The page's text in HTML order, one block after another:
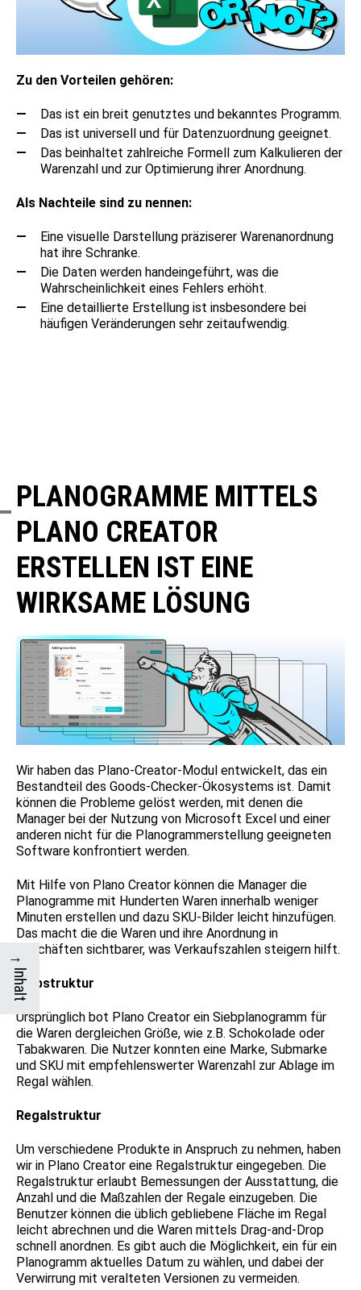
Zu den Vorteilen gehören:
Das ist ein breit genutztes und bekanntes Programm.
Das ist universell und für Datenzuordnung geeignet.
Das beinhaltet zahlreiche Formell zum Kalkulieren der
Warenzahl und zur Optimierung ihrer Anordnung.
Als Nachteile sind zu nennen:
Eine visuelle Darstellung präziserer Warenanordnung
hat ihre Schranke.
Die Daten werden handeingeführt, was die
Wahrscheinlichkeit eines Fehlers erhöht.
Eine detaillierte Erstellung ist insbesondere bei
häufigen Veränderungen sehr zeitaufwendig.
PLANOGRAMME MITTELS
PLANO CREATOR
ERSTELLEN IST EINE
WIRKSAME LÖSUNG
Wir haben das Plano-Creator-Modul entwickelt, das ein
Bestandteil des Goods-Checker-Ökosystems ist. Damit
können die Probleme gelöst werden, mit denen die
Manager bei der Nutzung von Microsoft Excel und einer
anderen nicht für die Planogrammerstellung geeigneten
Software konfrontiert werden.
Mit Hilfe von Plano Creator können die Manager die
Planogramme mit Hunderten Waren innerhalb weniger
Minuten erstellen und dazu SKU-Bilder leicht hinzufügen.
Das macht die die Waren und ihre Anordnung in
Geschäften sichtbarer, was Verkaufszahlen steigern hilft.
Siebstruktur
Ursprünglich bot Plano Creator ein Siebplanogramm für
die Waren dergleichen Größe, wie z.B. Schokolade oder
Tabakwaren. Die Nutzer konnten eine Marke, Submarke
und SKU mit empfehlenswerter Warenzahl zur Ablage im
Regal wählen.
Regalstruktur
Um verschiedene Produkte in Anspruch zu nehmen, haben
wir in Plano Creator eine Regalstruktur eingegeben. Die
Regalstruktur erlaubt Bemessungen der Ausstattung, die
Anzahl und die Maßzahlen der Regale einzugeben. Die
Benutzer können die üblich gebliebene Fläche im Regal
leicht abrechnen und die Waren mittels Drag-and-Drop
schnell anordnen. Es gibt auch die Möglichkeit, ein für ein
Planogramm aktuelles Datum zu wählen, und dabei der
Verwirrung mit veralteten Versionen zu vermeiden.
→
Inhalt